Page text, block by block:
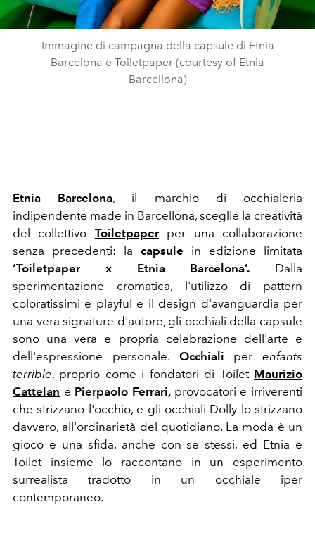
Immagine di campagna della capsule di Etnia
Barcelona e Toiletpaper (courtesy of Etnia
Barcellona)
Etnia Barcelona, il marchio di occhialeria
indipendente made in Barcellona, sceglie la creatività
del collettivo Toiletpaperper una collaborazione
senza precedenti: la capsule in edizione limitata
‘Toiletpaper x Etnia Barcelona’. Dalla
sperimentazione cromatica, l'utilizzo di pattern
coloratissimi e playful e il design d'avanguardia per
una vera signature d'autore, gli occhiali della capsule
sono una vera e propria celebrazione dell'arte e
dell'espressione personale. Occhiali per enfants
terrible, proprio come i fondatori di Toilet Maurizio
Cattelan e Pierpaolo Ferrari, provocatori e irriverenti
che strizzano l'occhio, e gli occhiali Dolly lo strizzano
davvero, all'ordinarietà del quotidiano. La moda è un
gioco e una sfida, anche con se stessi, ed Etnia e
Toilet insieme lo raccontano in un esperimento
surrealista tradotto in un occhiale iper
contemporaneo.